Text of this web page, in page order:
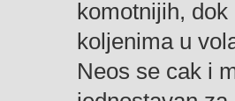
komotnijih,
koljenima u
Neos se cak i